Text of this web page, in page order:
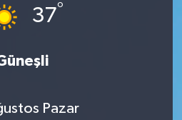
37°
Pazar